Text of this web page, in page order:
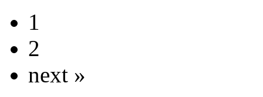
1
2
next »